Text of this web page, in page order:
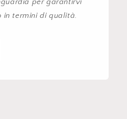
per garantirvi
termini di qualità.